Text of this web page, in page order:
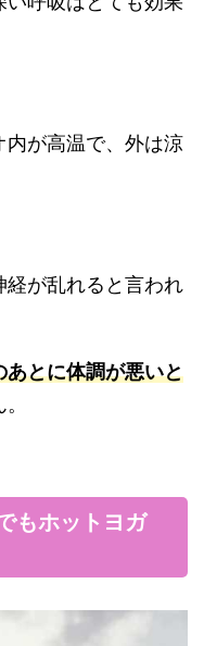
が高温で、外は涼
が乱れると言われ
とに体調が悪いと
もホットヨガ